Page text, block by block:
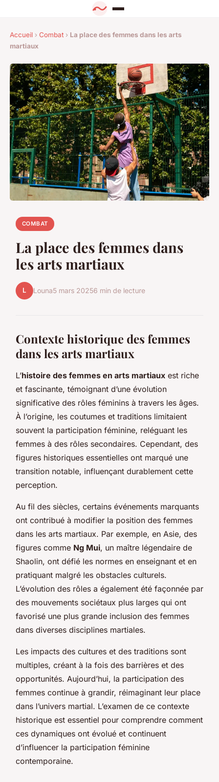
Accueil › Combat › La place des femmes dans les arts
martiaux
COMBAT
La place des femmes dans
les arts martiaux
L Louna5 mars 20256 min de lecture
Contexte historique des femmes
dans les arts martiaux
L’histoire des femmes en arts martiaux est riche
et fascinante, témoignant d’une évolution
significative des rôles féminins à travers les âges.
À l’origine, les coutumes et traditions limitaient
souvent la participation féminine, reléguant les
femmes à des rôles secondaires. Cependant, des
figures historiques essentielles ont marqué une
transition notable, influençant durablement cette
perception.
Au fil des siècles, certains événements marquants
ont contribué à modifier la position des femmes
dans les arts martiaux. Par exemple, en Asie, des
figures comme Ng Mui, un maître légendaire de
Shaolin, ont défié les normes en enseignant et en
pratiquant malgré les obstacles culturels.
L’évolution des rôles a également été façonnée par
des mouvements sociétaux plus larges qui ont
favorisé une plus grande inclusion des femmes
dans diverses disciplines martiales.
Les impacts des cultures et des traditions sont
multiples, créant à la fois des barrières et des
opportunités. Aujourd’hui, la participation des
femmes continue à grandir, réimaginant leur place
dans l’univers martial. L’examen de ce contexte
historique est essentiel pour comprendre comment
ces dynamiques ont évolué et continuent
d’influencer la participation féminine
contemporaine.